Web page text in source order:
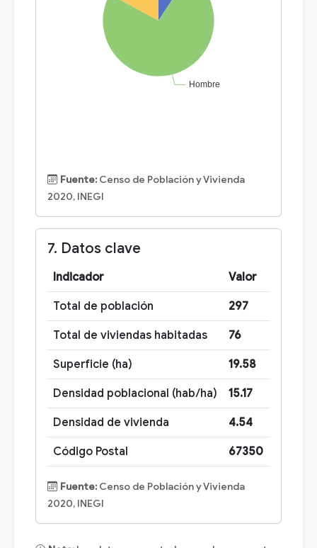
Fuente: Censo de Población y Vivienda
2020, INEGI
7. Datos clave
Indicador Valor
Total de población 297
Total de viviendas habitadas 76
Superficie (ha) 19.58
Densidad poblacional (hab/ha) 15.17
Densidad de vivienda 4.54
Código Postal 67350
Fuente: Censo de Población y Vivienda
2020, INEGI